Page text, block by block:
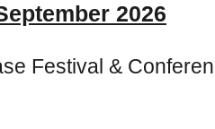
2026
Festival &